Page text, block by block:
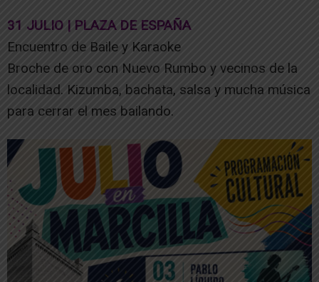
31 JULIO | PLAZA DE ESPAÑA
Encuentro de Baile y Karaoke
Broche de oro con Nuevo Rumbo y vecinos de la
localidad. Kizumba, bachata, salsa y mucha música
para cerrar el mes bailando.